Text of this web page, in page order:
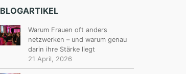
BLOGARTIKEL
Warum Frauen oft anders
netzwerken – und warum genau
darin ihre Stärke liegt
21 April, 2026